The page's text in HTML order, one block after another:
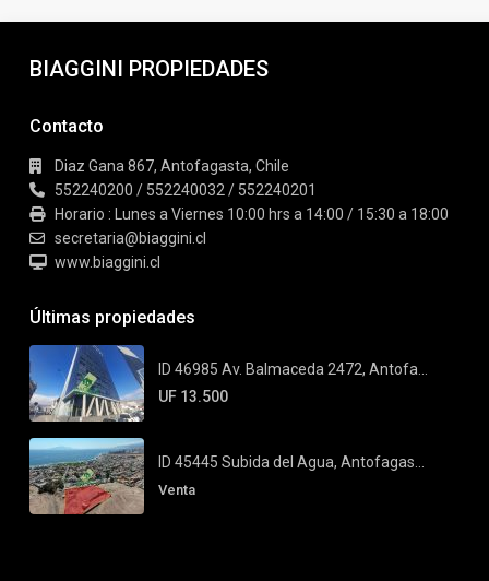
BIAGGINI PROPIEDADES
Contacto
Diaz Gana 867, Antofagasta, Chile
552240200 / 552240032 / 552240201
Horario : Lunes a Viernes 10:00 hrs a 14:00 / 15:30 a 18:00
secretaria@biaggini.cl
www.biaggini.cl
Últimas propiedades
ID 46985 Av. Balmaceda 2472, Antofa...
UF 13.500
ID 45445 Subida del Agua, Antofagas...
Venta